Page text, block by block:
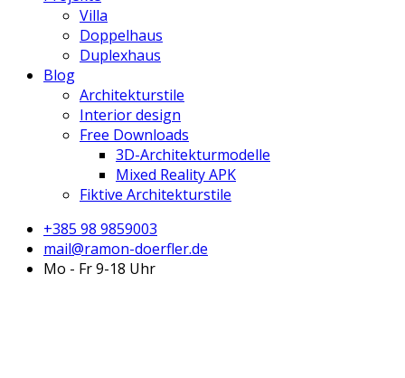
Villa
Doppelhaus
Duplexhaus
Blog
Architekturstile
Interior design
Free Downloads
3D-Architekturmodelle
Mixed Reality APK
Fiktive Architekturstile
+385 98 9859003
mail@ramon-doerfler.de
Mo - Fr 9-18 Uhr